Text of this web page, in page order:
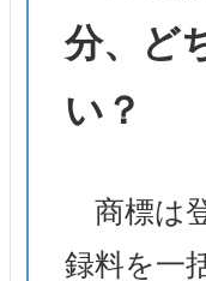
分、ど
い？
商標は
録料を一